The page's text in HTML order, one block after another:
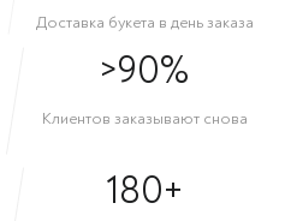
Доставка букета в день заказа
>90%
Клиентов заказывают снова
180+